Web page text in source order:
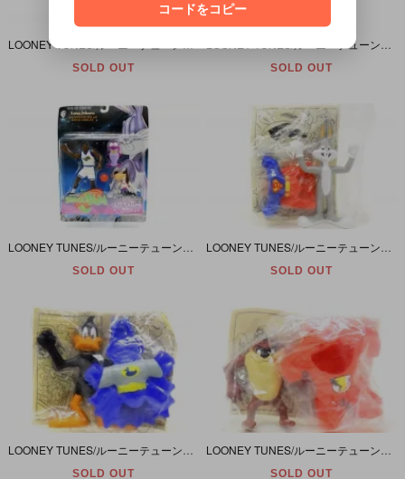
SOLD OUT SOLD OUT
SOLD OUT SOLD OUT
SOLD OUT SOLD OUT
コードをコピー